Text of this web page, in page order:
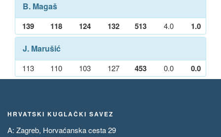
B. Magaš
139 118 124 132 513 4.0 1.0
J. Marušić
113 110 103 127 453 0.0 0.0
HRVATSKI KUGLAČKI SAVEZ
A: Zagreb, Horvaćanska cesta 29